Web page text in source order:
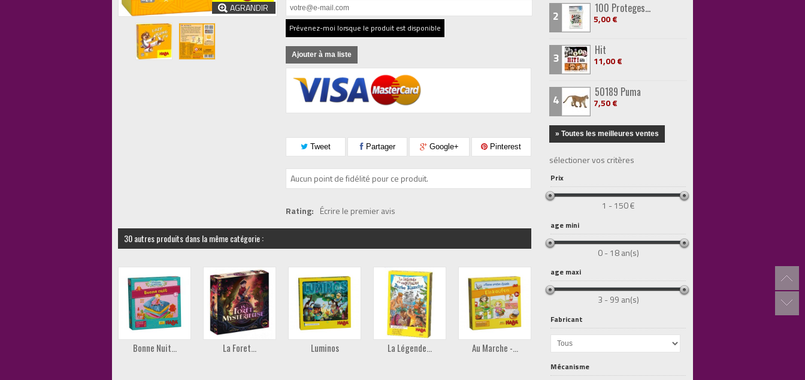
AGRANDIR
Prévenez-moi lorsque le produit est disponible
Ajouter à ma liste
Tweet Partager Google+ Pinterest
Aucun point de fidélité pour ce produit.
Rating: Écrire le premier avis
30 autres produits dans la même catégorie :
Bonne Nuit... La Foret... Luminos La Légende... Au Marche -... Tous au... Tous a la Ferme
2 100 Proteges...
5,00 €
3 Hit
11,00 €
4 50189 Puma
7,50 €
» Toutes les meilleures ventes
sélectioner vos critères
Prix
1 - 150 €
age mini
0 - 18 an(s)
age maxi
3 - 99 an(s)
Fabricant
Mécanisme